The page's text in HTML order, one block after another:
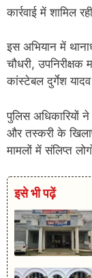
कार्रवाई में शामिल
इस अभियान में
चौधरी, उपनिरीक्षक
कांस्टेबल दुर्गेश
पुलिस अधिकारियों
और तस्करी के
मामलों में संलिप्त
इसे भी पढ़ें